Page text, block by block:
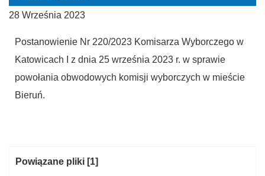
28 Września 2023
Postanowienie Nr 220/2023 Komisarza Wyborczego w
Katowicach I z dnia 25 września 2023 r. w sprawie
powołania obwodowych komisji wyborczych w mieście
Bieruń.
Kategoria:
Powiązane pliki [1]